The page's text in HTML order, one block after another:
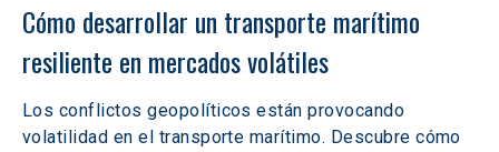
Cómo desarrollar un transporte marítimo
resiliente en mercados volátiles
Los conflictos geopolíticos están provocando
volatilidad en el transporte marítimo. Descubre cómo